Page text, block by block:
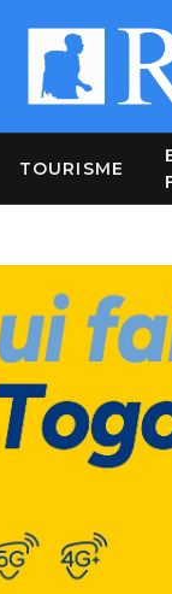
TOURISME